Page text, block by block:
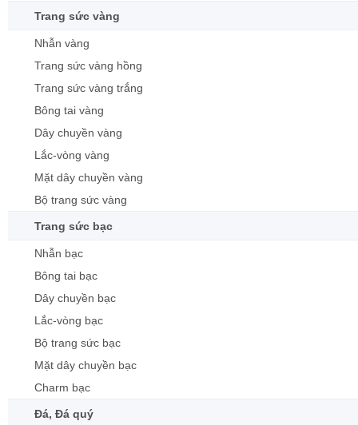
Trang sức vàng
Nhẫn vàng
Trang sức vàng hồng
Trang sức vàng trắng
Bông tai vàng
Dây chuyền vàng
Lắc-vòng vàng
Mặt dây chuyền vàng
Bộ trang sức vàng
Trang sức bạc
Nhẫn bạc
Bông tai bạc
Dây chuyền bạc
Lắc-vòng bạc
Bộ trang sức bạc
Mặt dây chuyền bạc
Charm bạc
Đá, Đá quý